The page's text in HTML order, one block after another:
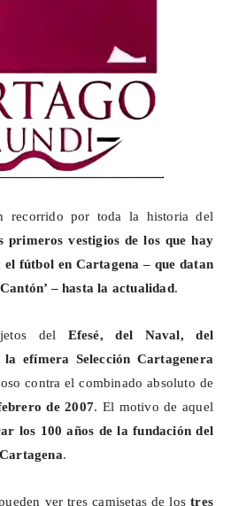
recorrido por toda la historia del
primeros vestigios de los que hay
el fútbol en Cartagena – que datan
– hasta la actualidad.
del Efesé, del Naval, del
efímera Selección Cartagenera
contra el combinado absoluto de
de 2007. El motivo de aquel
los 100 años de la fundación del
.
ver tres camisetas de lostres